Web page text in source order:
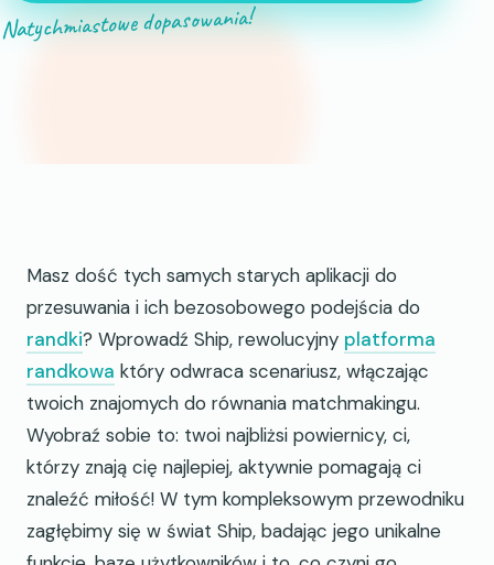
Natychmiastowe dopasowania!
Masz dość tych samych starych aplikacji do
przesuwania i ich bezosobowego podejścia do
randki? Wprowadź Ship, rewolucyjny platforma
randkowa który odwraca scenariusz, włączając
twoich znajomych do równania matchmakingu.
Wyobraź sobie to: twoi najbliżsi powiernicy, ci,
którzy znają cię najlepiej, aktywnie pomagają ci
znaleźć miłość! W tym kompleksowym przewodniku
zagłębimy się w świat Ship, badając jego unikalne